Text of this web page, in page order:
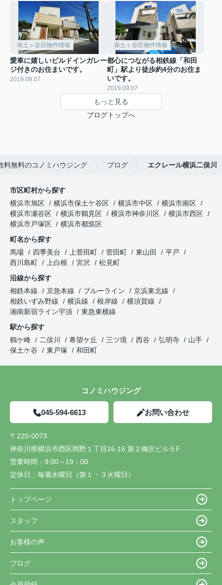
保土ヶ谷区物件情報
愛車に嬉しいビルドインガレー
ジ付きのお住まいです。
2019.09.07
保土ヶ谷区物件情報
都心につながる相鉄線「和田
町」駅より徒歩約4分のお住ま
いです。
2019.09.07
もっと見る
ブログトップへ
料無料のコノミハウジング ブログ エクレール横浜二俣川
市区町村から探す
横浜市旭区
横浜市保土ケ谷区 横浜市中区
横浜市南区
横浜市瀬谷区
横浜市鶴見区 横浜市神奈川区
横浜市西区
横浜市戸塚区
横浜市都筑区
町名から探す
馬場
四季美台 上菅田町 菅田町 東山田
平戸
西川島町
上白根 宮沢
松見町
沿線から探す
相鉄本線
京急本線 ブルーライン
京浜東北線
相鉄いずみ野線
横浜線 根岸線
横須賀線
湘南新宿ライン宇須
東急東横線
駅から探す
鶴ケ峰
二俣川 希望ケ丘 三ツ境 西谷 弘明寺
山手
保土ケ谷
東戸塚 和田町
コノミハウジング
045-594-6613 お問い合わせ
〒220-0073
神奈川県横浜市西区岡野１丁目16-16 第２梅沢ビル５F
営業時間： 9:00～19：00
定休日： 毎週水曜日（第１・３火曜日）
トップページ
スタッフ
お客様の声
ブログ